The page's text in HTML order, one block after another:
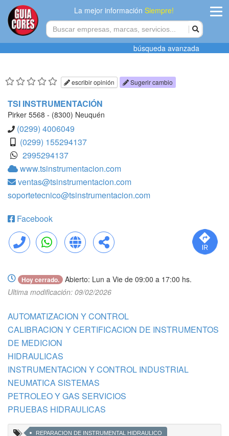
La mejor informaciónSiempre!
Agregar
búsqueda avanzada
escribir opinión Sugerir cambio
TSI INSTRUMENTACIÓN
Pirker 5568 - (8300) Neuquén
(0299) 4006049
(0299) 155294137
2995294137
www.tsinstrumentacion.com
ventas@tsinstrumentacion.com
soportetecnico@tsinstrumentacion.com
Facebook
Llamar WhatsApp Web Compartir
Hoy cerrado.
Abierto: Lun a Vie de 09:00 a 17:00 hs.
Ultima modificación: 09/02/2026
AUTOMATIZACION Y CONTROL
CALIBRACION Y CERTIFICACION DE INSTRUMENTOS
DE MEDICION
HIDRAULICAS
INSTRUMENTACION Y CONTROL INDUSTRIAL
NEUMATICA SISTEMAS
PETROLEO Y GAS SERVICIOS
PRUEBAS HIDRAULICAS
REPARACION DE INSTRUMENTAL HIDRAULICO